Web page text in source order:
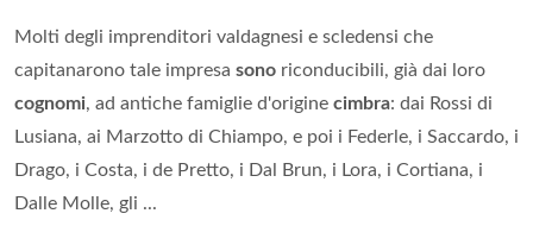
Molti degli imprenditori valdagnesi e scledensi che
capitanarono tale impresa sono riconducibili, già dai loro
cognomi, ad antiche famiglie d'origine cimbra: dai Rossi di
Lusiana, ai Marzotto di Chiampo, e poi i Federle, i Saccardo, i
Drago, i Costa, i de Pretto, i Dal Brun, i Lora, i Cortiana, i
Dalle Molle, gli ...